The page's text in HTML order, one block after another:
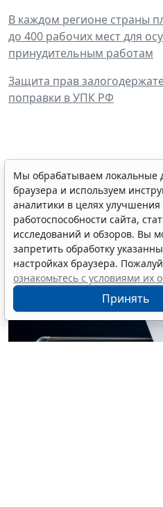
В каждом регионе страны
до 400 рабочих мест для
принудительным работам
Защита прав
поправки в УПК РФ
В РФ определили
размещения
на выборах в
5 августа 2026 18:35
Мы обрабатываем локальные
браузера и используем
аналитики в целях
работоспособности сайта,
исследований и обзоров. Вы
запретить обработку
настройках браузера.
ознакомьтесь с условиями их
Принять